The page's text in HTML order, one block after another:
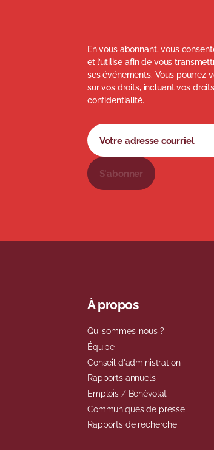
En vous abonnant, vous
et l’utilise afin de vous
ses événements. Vous pourrez
sur vos droits, incluant vos
confidentialité.
Formulaire d'abonnement
Votre adresse courriel
S'abonner
À propos
Qui sommes-nous ?
Équipe
Conseil d'administration
Rapports annuels
Emplois / Bénévolat
Communiqués de presse
Rapports de recherche